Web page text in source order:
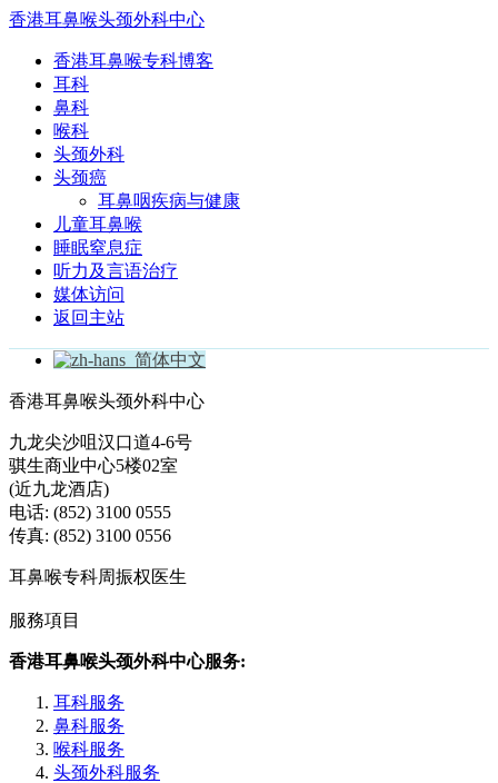
香港耳鼻喉头颈外科中心
香港耳鼻喉专科博客
耳科
鼻科
喉科
头颈外科
头颈癌
耳鼻咽疾病与健康
儿童耳鼻喉
睡眠窒息症
听力及言语治疗
媒体访问
返回主站
简体中文
香港耳鼻喉头颈外科中心
九龙尖沙咀汉口道4-6号
骐生商业中心5楼02室
(近九龙酒店)
电话: (852) 3100 0555
传真: (852) 3100 0556
耳鼻喉专科周振权医生
服務項目
香港耳鼻喉头颈外科中心服务:
耳科服务
鼻科服务
喉科服务
头颈外科服务